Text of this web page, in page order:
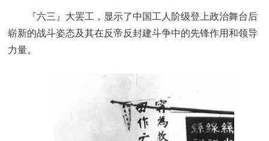
『六三』大罢工，显示了中国工人阶级登上政治舞台后
崭新的战斗姿态及其在反帝反封建斗争中的先锋作用和领导
力量。